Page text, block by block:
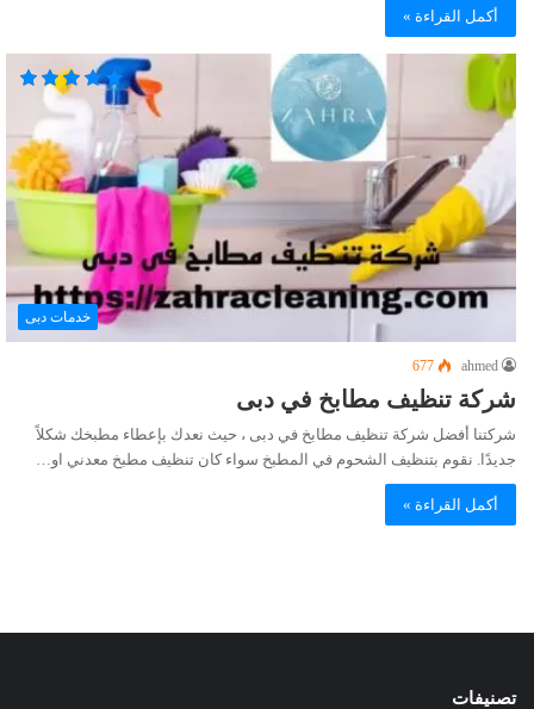
أكمل القراءة »
خدمات دبى
ahmed
677
شركة تنظيف مطابخ في دبى
شركتنا أفضل شركة تنظيف مطابخ في دبى ، حيث نعدك بإعطاء مطبخك شكلاً
جديدًا. نقوم بتنظيف الشحوم في المطبخ سواء كان تنظيف مطبخ معدني او…
أكمل القراءة »
تصنيفات